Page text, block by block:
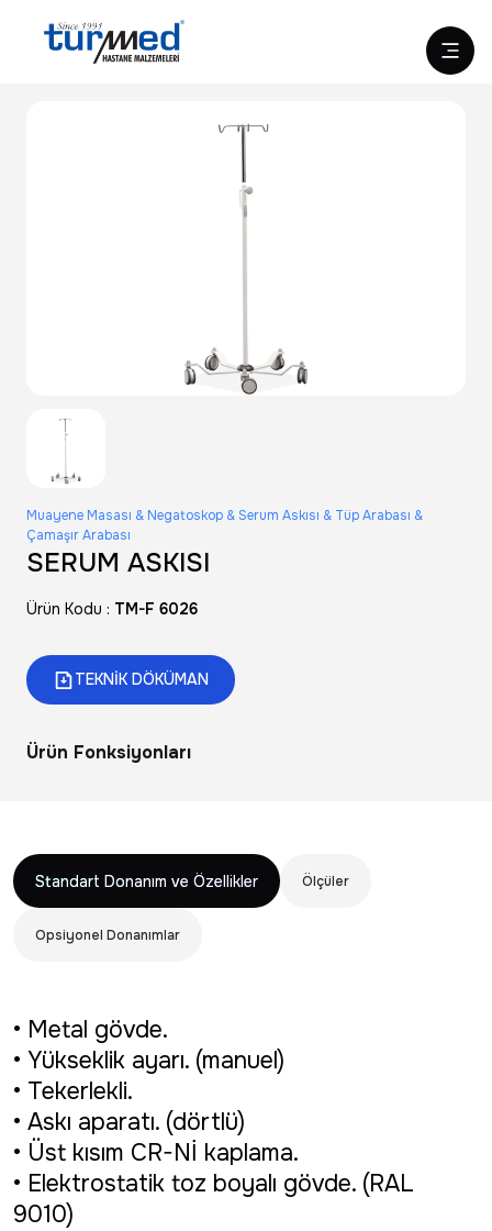
Muayene Masası & Negatoskop & Serum Askısı & Tüp Arabası &
Çamaşır Arabası
SERUM ASKISI
Ürün Kodu : TM-F 6026
TEKNİK DÖKÜMAN
Ürün Fonksiyonları
Standart Donanım ve Özellikler Ölçüler
Opsiyonel Donanımlar
• Metal gövde.
• Yükseklik ayarı. (manuel)
• Tekerlekli.
• Askı aparatı. (dörtlü)
• Üst kısım CR-Nİ kaplama.
• Elektrostatik toz boyalı gövde. (RAL
9010)